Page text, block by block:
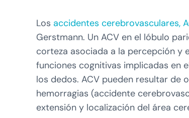
Los accidentes cerebrovasculares,
Gerstmann. Un ACV en el lóbulo
corteza asociada a la percepción y
funciones cognitivas implicadas en
los dedos. ACV pueden resultar de
hemorragias (accidente
extensión y localización del área